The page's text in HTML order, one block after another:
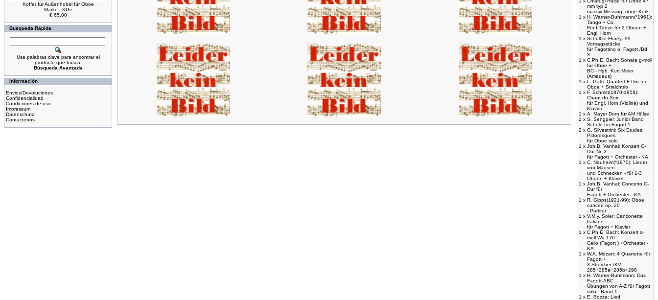
Koffer für Außenhobel für Oboe
Marke - KGe
€ 65,00
Busqueda Rapida
Use palabras clave para encontrar el
producto que busca.
Búsqueda Avanzada
Información
Envios/Devoluciones
Confidencialidad
Condiciones de uso
Impressum
Datenschutz
Contactenos
mm typ 2
massiv Messing, ohne Kork
1 x H. Warner-Buhlmann(*1961):
Tango + Co.
Fünf Tänze für 2 Oboen +
Engl. Horn
1 x Schultze-Florey: 99
Vortragsstücke
für Fagottino o. Fagott /Bd.
3
1 x C.Ph.E. Bach: Sonate g-moll
für Oboe +
BC - Hgb. Kurt Meier
(Amadeus)
1 x L. Gatti: Quartett F-Dur für
Oboe + Streichtrio
1 x F. Schmitt(1870-1958):
Chant du Soir
für Engl. Horn (Violine) und
Klavier
1 x A. Mayer Dorn für AM Hülse
1 x S. Sengpiel: Junior Band
Schule für Fagott 1
2 x G. Silvestrini: Six Ètudes
Pittoresques
für Oboe solo
1 x Joh.B. Vanhal: Konzert C-
Dur Nr. 2
für Fagott + Orchester - KA
1 x C. Nauheim(*1970): Lieder
von Mäusen
und Schnecken - für 1-3
Oboen + Klavier
1 x Joh.B. Vanhal: Concerto C-
Dur für
Fagott + Orchester - KA
1 x R. Gipps(1921-99): Oboe
concert op. 20
- Partitur
1 x V.M.y. Soler: Canzonette
Italiane
für Fagott + Klavier
1 x C.Ph.E. Bach: Konzert a-
moll Wq 170
Cello (Fagott ) +Orchester -
KA
1 x W.A. Mozart: 4 Quartette für
Fagott +
3 Streicher /KV
285+285a+285b+298
1 x H. Warner-Buhlmann: Das
Fagott-ABC
Übungen von A-Z für Fagott
solo - Band 1
1 x E. Bozza: Lied